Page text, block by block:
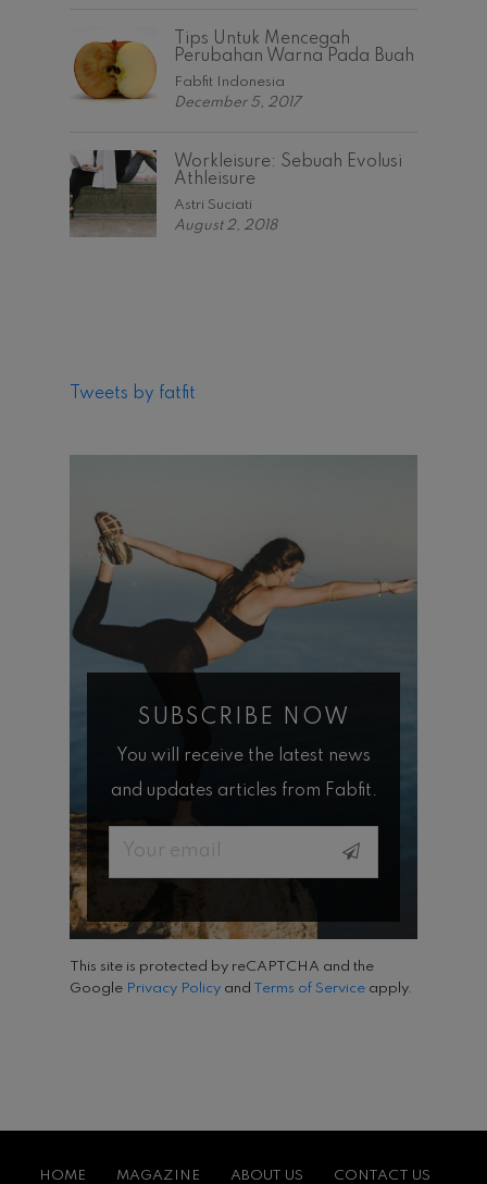
Tips Untuk Mencegah
Perubahan Warna Pada Buah
Fabfit Indonesia
December 5, 2017
Workleisure: Sebuah Evolusi
Athleisure
Astri Suciati
August 2, 2018
Tweets by fatfit
SUBSCRIBE NOW
You will receive the latest news
and updates articles from Fabfit.
Email
This site is protected by reCAPTCHA and the
Google Privacy Policy and Terms of Service apply.
HOME MAGAZINE ABOUT US CONTACT US